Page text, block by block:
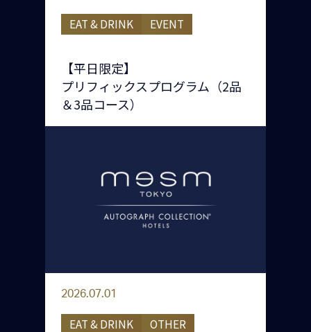
EAT & DRINK EVENT
【平日限定】
プリフィックスプログラム（2品
＆3品コース）
2026.07.01
EAT & DRINK OTHER